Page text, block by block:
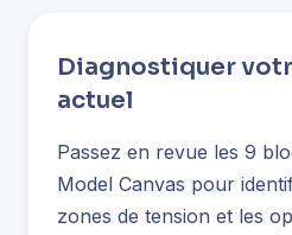
Diagnostiquer
actuel
Passez en revue les 9
Model Canvas pour
zones de tension et les